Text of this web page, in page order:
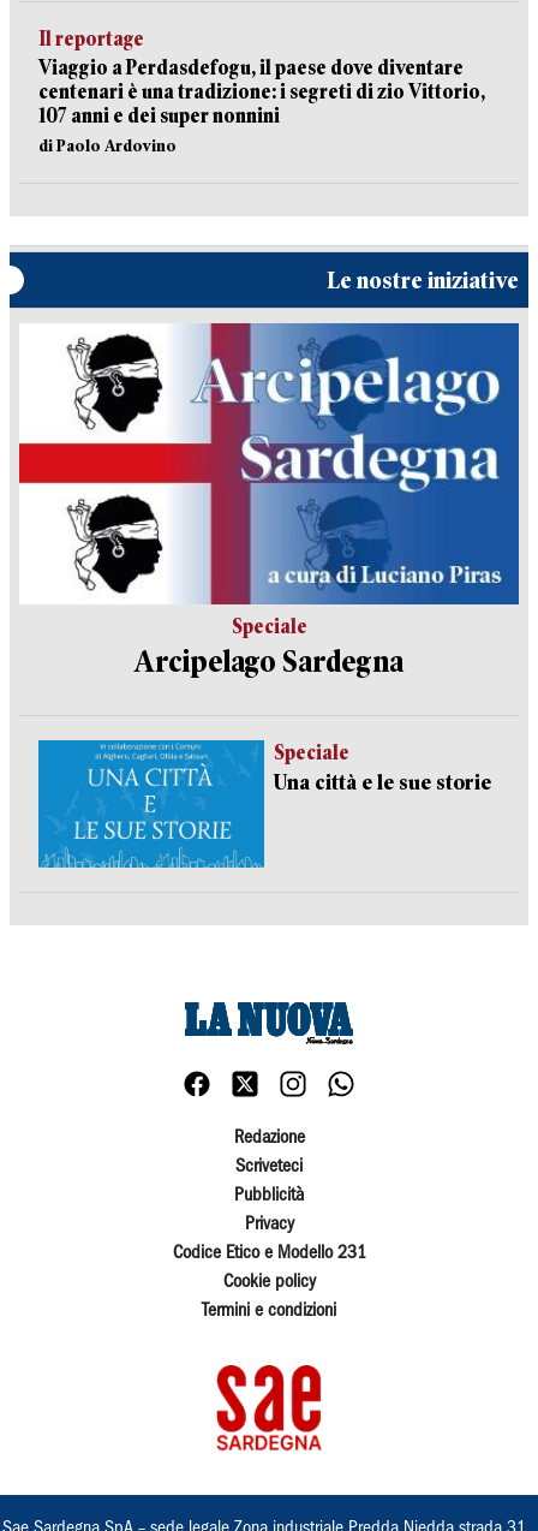
Il reportage
Viaggio a Perdasdefogu, il paese dove diventare
centenari è una tradizione: i segreti di zio Vittorio,
107 anni e dei super nonnini
di Paolo Ardovino
Le nostre iniziative
Speciale
Arcipelago Sardegna
Speciale
Una città e le sue storie
Redazione
Scriveteci
Pubblicità
Privacy
Codice Etico e Modello 231
Cookie policy
Termini e condizioni